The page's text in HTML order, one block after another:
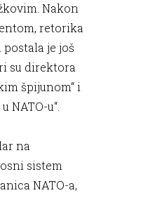
Nakon
retorika
je još
su direktora
špijunom“ i
NATO-u“.
na
sistem
NATO-a,